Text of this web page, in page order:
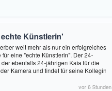
Künstlerin'
weit mehr als nur ein erfolgreiches
eine "echte Künstlerin". Der 24-
ebenfalls 24-jährigen Kaia für die
Kamera und findet für seine Kollegin
vor 6 Stunden